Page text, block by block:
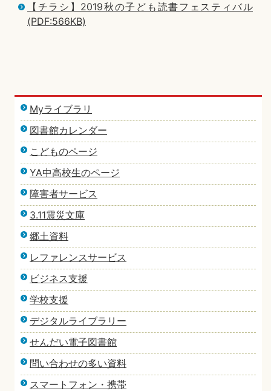
【チラシ】2019秋の子ども読書フェスティバル
(PDF:566KB)
Myライブラリ
図書館カレンダー
こどものページ
YA中高校生のページ
障害者サービス
3.11震災文庫
郷土資料
レファレンスサービス
ビジネス支援
学校支援
デジタルライブラリー
せんだい電子図書館
問い合わせの多い資料
スマートフォン・携帯